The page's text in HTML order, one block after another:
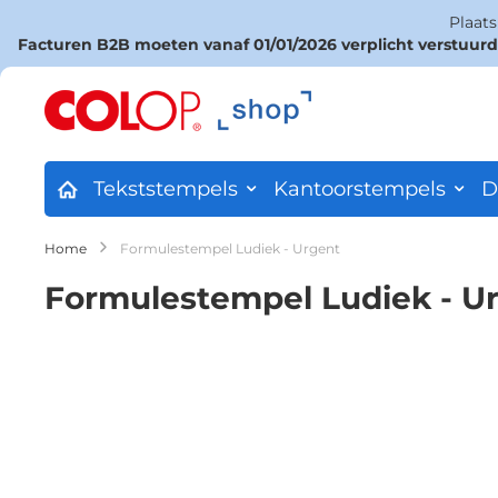
Facturen B2B moeten vanaf 01/01/2026 verplicht
Ga
Tekststempels Kantoorstempels
Home Formulestempel Ludiek - Urgent
Formulestempel Ludiek -